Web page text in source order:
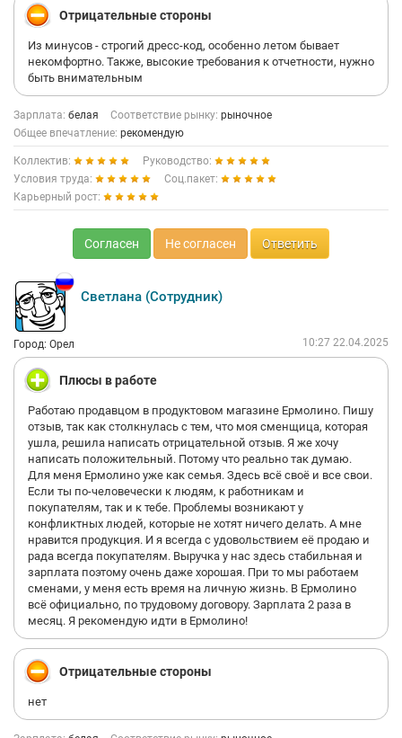
Отрицательные стороны
Из минусов - строгий дресс-код, особенно летом бывает
некомфортно. Также, высокие требования к отчетности, нужно
быть внимательным
Зарплата: белая Соответствие рынку: рыночное
Общее впечатление: рекомендую
Коллектив:
Руководство:
Условия труда:
Соц.пакет:
Карьерный рост:
Согласен Не согласен Ответить
Светлана (Сотрудник)
Город: Орел 10:27 22.04.2025
Плюсы в работе
Работаю продавцом в продуктовом магазине Ермолино. Пишу
отзыв, так как столкнулась с тем, что моя сменщица, которая
ушла, решила написать отрицательной отзыв. Я же хочу
написать положительный. Потому что реально так думаю.
Для меня Ермолино уже как семья. Здесь всё своё и все свои.
Если ты по-человечески к людям, к работникам и
покупателям, так и к тебе. Проблемы возникают у
конфликтных людей, которые не хотят ничего делать. А мне
нравится продукция. И я всегда с удовольствием её продаю и
рада всегда покупателям. Выручка у нас здесь стабильная и
зарплата поэтому очень даже хорошая. При то мы работаем
сменами, у меня есть время на личную жизнь. В Ермолино
всё официально, по трудовому договору. Зарплата 2 раза в
месяц. Я рекомендую идти в Ермолино!
Отрицательные стороны
нет